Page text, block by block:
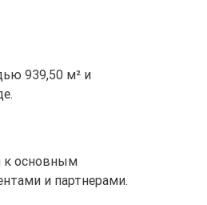
939,50 м² и
к основным
и партнерами.